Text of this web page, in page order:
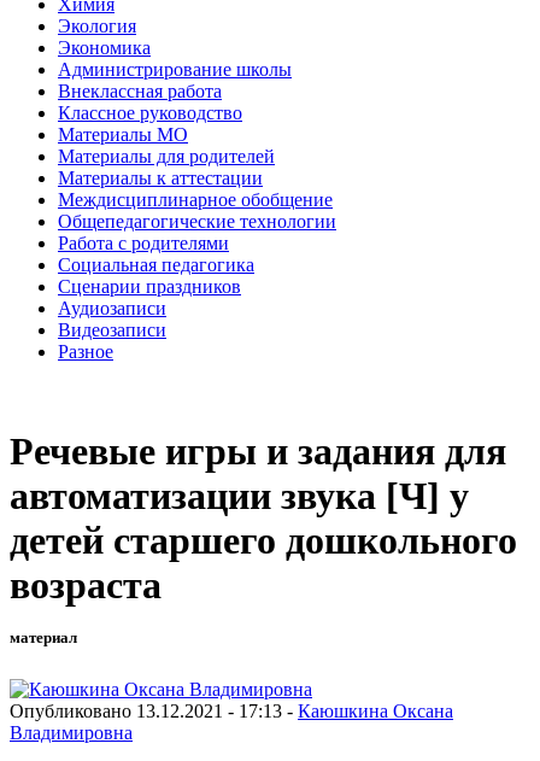
Экология
Экономика
Администрирование школы
Внеклассная работа
Классное руководство
Материалы МО
Материалы для родителей
Материалы к аттестации
Междисциплинарное обобщение
Общепедагогические технологии
Работа с родителями
Социальная педагогика
Сценарии праздников
Аудиозаписи
Видеозаписи
Разное
Речевые игры и задания для
автоматизации звука [Ч] у
детей старшего дошкольного
возраста
материал
Опубликовано 13.12.2021 - 17:13 - Каюшкина Оксана
Владимировна